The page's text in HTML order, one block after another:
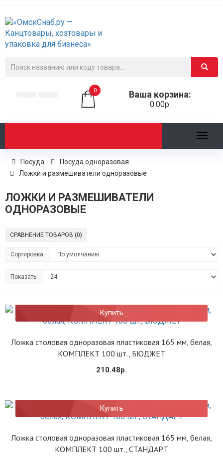
0 Ваша корзина:
0.00р.
Посуда
Посуда одноразовая
Ложки и размешиватели одноразовые
ЛОЖКИ И РАЗМЕШИВАТЕЛИ
ОДНОРАЗОВЫЕ
СРАВНЕНИЕ ТОВАРОВ (0)
Сортировка:
Показать:
Купить
Ложка столовая одноразовая пластиковая 165 мм, белая,
КОМПЛЕКТ 100 шт., БЮДЖЕТ
210.48р.
Купить
Ложка столовая одноразовая пластиковая 165 мм, белая,
КОМПЛЕКТ 100 шт., СТАНДАРТ